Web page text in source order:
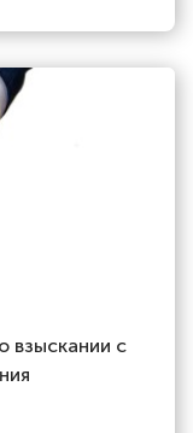
взыскании с